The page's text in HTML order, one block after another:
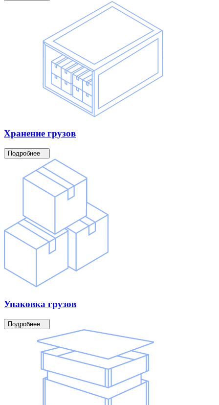
Хранение грузов
Подробнее
Упаковка грузов
Подробнее